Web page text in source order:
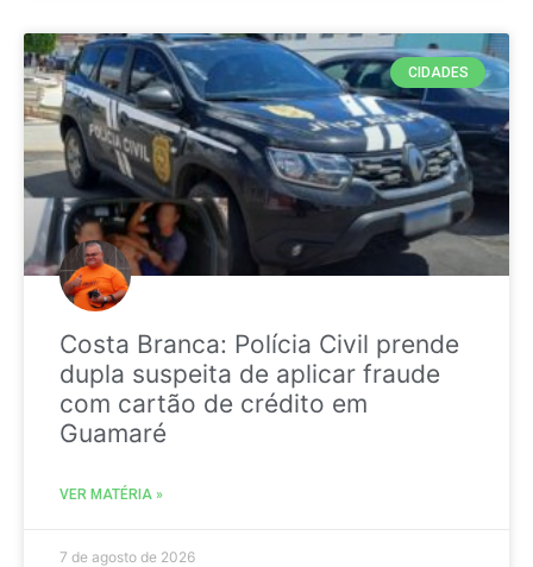
CIDADES
Costa Branca: Polícia Civil prende
dupla suspeita de aplicar fraude
com cartão de crédito em
Guamaré
VER MATÉRIA »
7 de agosto de 2026